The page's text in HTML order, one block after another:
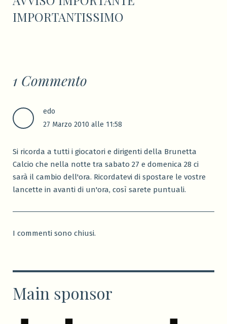
IMPORTANTISSIMO
1 Commento
edo
27 Marzo 2010 alle 11:58
Si ricorda a tutti i giocatori e dirigenti della Brunetta
Calcio che nella notte tra sabato 27 e domenica 28 ci
sarà il cambio dell'ora. Ricordatevi di spostare le vostre
lancette in avanti di un'ora, così sarete puntuali.
I commenti sono chiusi.
Main sponsor